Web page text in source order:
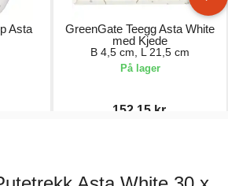
Asta
GreenGate Teegg Asta White
med Kjede
B 4,5 cm, L 21,5 cm
På lager
152,15 kr.